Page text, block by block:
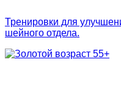
Тренировки для
шейного отдела.